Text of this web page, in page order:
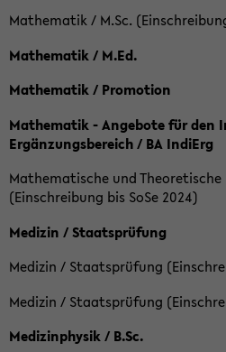
Mathematik / M.Sc.
Mathematik / M.Ed.
Mathematik / Promotion
Mathematik - Angebote für den
Ergänzungsbereich / BA IndiErg
Mathematische und Theoretische
(Einschreibung bis SoSe 2024)
Medizin / Staatsprüfung
Medizin / Staatsprüfung
Medizin / Staatsprüfung
Medizinphysik / B.Sc.